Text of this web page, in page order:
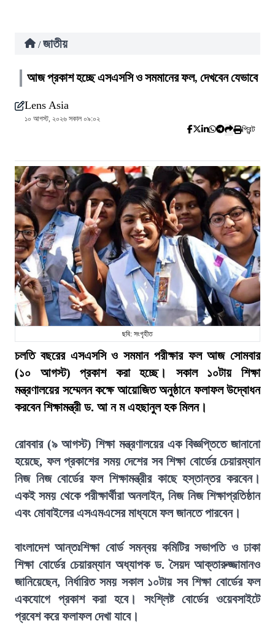
/ জাতীয়
আজ প্রকাশ হচ্ছে এসএসসি ও সমমানের ফল, দেখবেন যেভাবে
Lens Asia
১০ আগস্ট, ২০২৬ সকাল ০৯:০২
প্রিন্ট
ছবি: সংগৃহীত
চলতি বছরের এসএসসি ও সমমান পরীক্ষার ফল আজ সোমবার
(১০ আগস্ট) প্রকাশ করা হচ্ছে। সকাল ১০টায় শিক্ষা
মন্ত্রণালয়ের সম্মেলন কক্ষে আয়োজিত অনুষ্ঠানে ফলাফল উদ্বোধন
করবেন শিক্ষামন্ত্রী ড. আ ন ম এহছানুল হক মিলন।
রোববার (৯ আগস্ট) শিক্ষা মন্ত্রণালয়ের এক বিজ্ঞপ্তিতে জানানো
হয়েছে, ফল প্রকাশের সময় দেশের সব শিক্ষা বোর্ডের চেয়ারম্যান
নিজ নিজ বোর্ডের ফল শিক্ষামন্ত্রীর কাছে হস্তান্তর করবেন।
একই সময় থেকে পরীক্ষার্থীরা অনলাইন, নিজ নিজ শিক্ষাপ্রতিষ্ঠান
এবং মোবাইলের এসএমএসের মাধ্যমে ফল জানতে পারবেন।
বাংলাদেশ আন্তঃশিক্ষা বোর্ড সমন্বয় কমিটির সভাপতি ও ঢাকা
শিক্ষা বোর্ডের চেয়ারম্যান অধ্যাপক ড. সৈয়দ আক্তারুজ্জামানও
জানিয়েছেন, নির্ধারিত সময় সকাল ১০টায় সব শিক্ষা বোর্ডের ফল
একযোগে প্রকাশ করা হবে। সংশ্লিষ্ট বোর্ডের ওয়েবসাইটে
প্রবেশ করে ফলাফল দেখা যাবে।